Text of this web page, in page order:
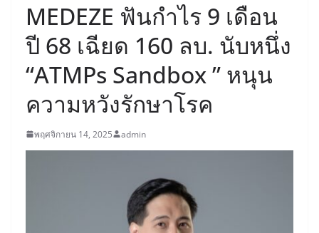
MEDEZE ฟันกำไร 9 เดือน
ปี 68 เฉียด 160 ลบ. นับหนึ่ง
“ATMPs Sandbox ” หนุน
ความหวังรักษาโรค
พฤศจิกายน 14, 2025 admin